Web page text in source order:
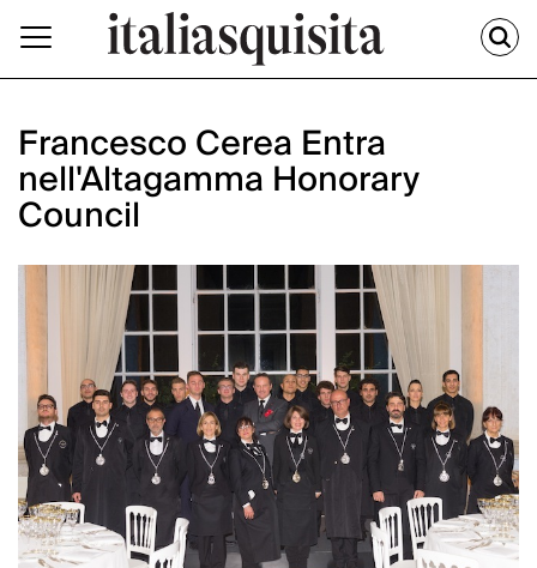
Francesco Cerea Entra
nell'Altagamma Honorary
Council